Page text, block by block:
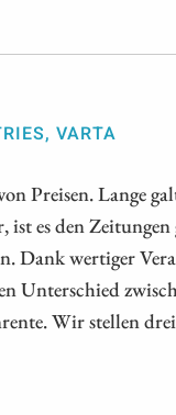
VARTA
Preisen. Lange
es den Zeitungen
Dank wertiger
Unterschied
Wir stellen